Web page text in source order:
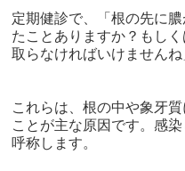
定期健診で、「根の先に
たことありますか？もし
取らなければいけません
これらは、根の中や象牙
ことが主な原因です。感
呼称します。